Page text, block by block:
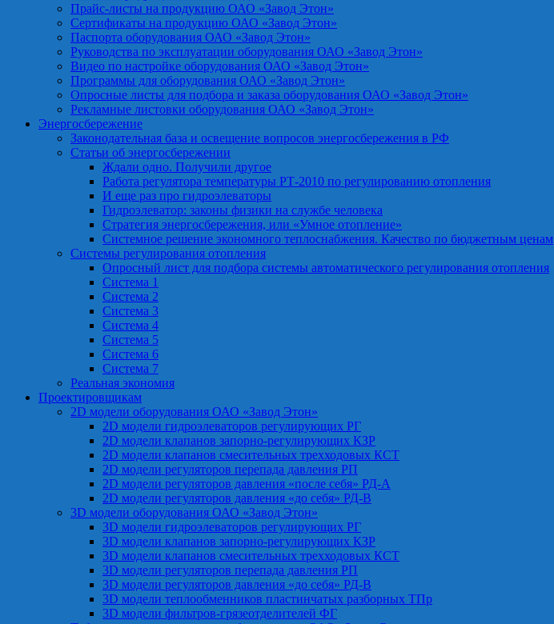
Прайс-листы на продукцию ОАО «Завод Этон»
Сертификаты на продукцию ОАО «Завод Этон»
Паспорта оборудования ОАО «Завод Этон»
Руководства по эксплуатации оборудования ОАО «Завод Этон»
Видео по настройке оборудования ОАО «Завод Этон»
Программы для оборудования ОАО «Завод Этон»
Опросные листы для подбора и заказа оборудования ОАО «Завод Этон»
Рекламные листовки оборудования ОАО «Завод Этон»
Энергосбережение
Законодательная база и освещение вопросов энергосбережения в РФ
Статьи об энергосбережении
Ждали одно. Получили другое
Работа регулятора температуры РТ-2010 по регулированию отопления
И еще раз про гидроэлеваторы
Гидроэлеватор: законы физики на службе человека
Стратегия энергосбережения, или «Умное отопление»
Системное решение экономного теплоснабжения. Качество по бюджетным ценам
Системы регулирования отопления
Опросный лист для подбора системы автоматического регулирования отопления
Система 1
Система 2
Система 3
Система 4
Система 5
Система 6
Система 7
Реальная экономия
Проектировщикам
2D модели оборудования ОАО «Завод Этон»
2D модели гидроэлеваторов регулирующих РГ
2D модели клапанов запорно-регулирующих КЗР
2D модели клапанов смесительных трехходовых КСТ
2D модели регуляторов перепада давления РП
2D модели регуляторов давления «после себя» РД-А
2D модели регуляторов давления «до себя» РД-В
3D модели оборудования ОАО «Завод Этон»
3D модели гидроэлеваторов регулирующих РГ
3D модели клапанов запорно-регулирующих КЗР
3D модели клапанов смесительных трехходовых КСТ
3D модели регуляторов перепада давления РП
3D модели регуляторов давления «до себя» РД-В
3D модели теплообменников пластинчатых разборных ТПр
3D модели фильтров-грязеотделителей ФГ